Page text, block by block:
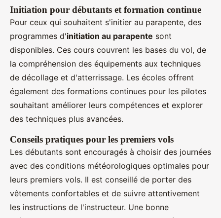
Initiation pour débutants et formation continue
Pour ceux qui souhaitent s'initier au parapente, des
programmes d'initiation au parapente sont
disponibles. Ces cours couvrent les bases du vol, de
la compréhension des équipements aux techniques
de décollage et d'atterrissage. Les écoles offrent
également des formations continues pour les pilotes
souhaitant améliorer leurs compétences et explorer
des techniques plus avancées.
Conseils pratiques pour les premiers vols
Les débutants sont encouragés à choisir des journées
avec des conditions météorologiques optimales pour
leurs premiers vols. Il est conseillé de porter des
vêtements confortables et de suivre attentivement
les instructions de l'instructeur. Une bonne